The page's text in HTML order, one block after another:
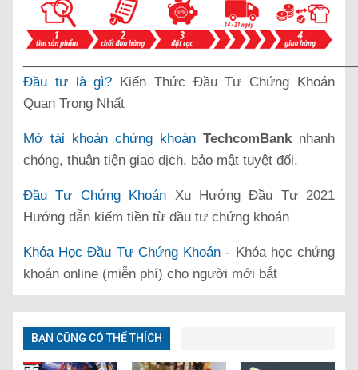
Đầu tư là gì? Kiến Thức Đầu Tư Chứng Khoán
Quan Trọng Nhất
Mở tài khoản chứng khoán TechcomBank nhanh
chóng, thuận tiện giao dịch, bảo mật tuyệt đối.
Đầu Tư Chứng Khoán Xu Hướng Đầu Tư 2021
Hướng dẫn kiếm tiền từ đầu tư chứng khoán
Khóa Học Đầu Tư Chứng Khoán - Khóa học chứng
khoán online (miễn phí) cho người mới bắt
BẠN CŨNG CÓ THỂ THÍCH